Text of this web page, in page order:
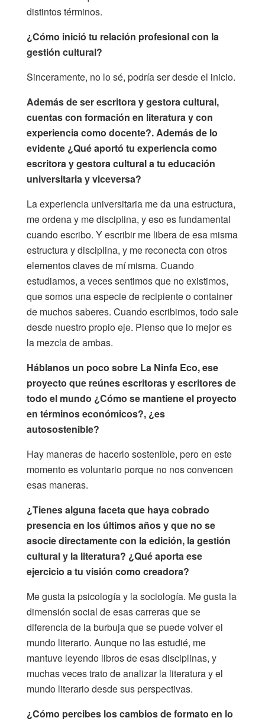
distintos términos.
¿Cómo inició tu relación profesional con la
gestión cultural?
Sinceramente, no lo sé, podría ser desde el inicio.
Además de ser escritora y gestora cultural,
cuentas con formación en literatura y con
experiencia como docente?. Además de lo
evidente ¿Qué aportó tu experiencia como
escritora y gestora cultural a tu educación
universitaria y viceversa?
La experiencia universitaria me da una estructura,
me ordena y me disciplina, y eso es fundamental
cuando escribo. Y escribir me libera de esa misma
estructura y disciplina, y me reconecta con otros
elementos claves de mí misma. Cuando
estudiamos, a veces sentimos que no existimos,
que somos una especie de recipiente o container
de muchos saberes. Cuando escribimos, todo sale
desde nuestro propio eje. Pienso que lo mejor es
la mezcla de ambas.
Háblanos un poco sobre La Ninfa Eco, ese
proyecto que reúnes escritoras y escritores de
todo el mundo ¿Cómo se mantiene el proyecto
en términos económicos?, ¿es
autosostenible?
Hay maneras de hacerlo sostenible, pero en este
momento es voluntario porque no nos convencen
esas maneras.
¿Tienes alguna faceta que haya cobrado
presencia en los últimos años y que no se
asocie directamente con la edición, la gestión
cultural y la literatura? ¿Qué aporta ese
ejercicio a tu visión como creadora?
Me gusta la psicología y la sociología. Me gusta la
dimensión social de esas carreras que se
diferencia de la burbuja que se puede volver el
mundo literario. Aunque no las estudié, me
mantuve leyendo libros de esas disciplinas, y
muchas veces trato de analizar la literatura y el
mundo literario desde sus perspectivas.
¿Cómo percibes los cambios de formato en lo